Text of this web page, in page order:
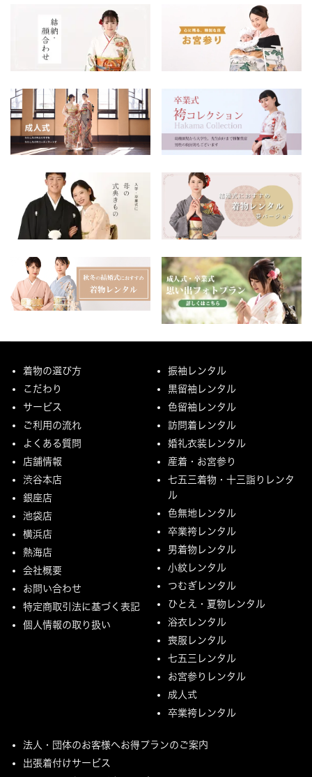
着物の選び方
こだわり
サービス
ご利用の流れ
よくある質問
店舗情報
渋谷本店
銀座店
池袋店
横浜店
熱海店
会社概要
お問い合わせ
特定商取引法に基づく表記
個人情報の取り扱い
振袖レンタル
黒留袖レンタル
色留袖レンタル
訪問着レンタル
婚礼衣装レンタル
産着・お宮参り
七五三着物・十三詣りレンタ
ル
色無地レンタル
卒業袴レンタル
男着物レンタル
小紋レンタル
つむぎレンタル
ひとえ・夏物レンタル
浴衣レンタル
喪服レンタル
七五三レンタル
お宮参りレンタル
成人式
卒業袴レンタル
法人・団体のお客様へお得プランのご案内
出張着付けサービス